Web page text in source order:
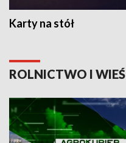
Karty na stół
ROLNICTWO I WIEŚ